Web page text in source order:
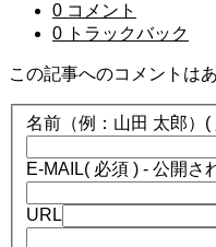
0 コメント
0 トラックバック
この記事へのコメントは
名前（例：山田 太郎） (
E-MAIL( 必須 ) - 公開さ
URL